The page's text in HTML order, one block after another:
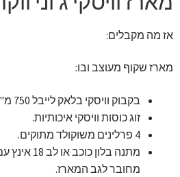
תשלום
מחירון משלוחי בלונים
אז מה מקבלים:
מארז שקוף מעוצב ובו:
בקבוק וויסקי בלאק לייבל 750 מ"ל.
זוג כוסות וויסקי איכותיות.
4 פרלינים משוקולד מתוקים.
מתנה בלון
מחובר לגב המארז.